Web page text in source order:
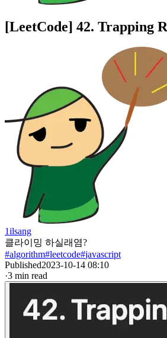
[LeetCode] 42. Trapping
1ilsang
클라이밍 하실래염?
#algorithm#leetcode#javascript
Published2023-10-14 08:10
·3 min read